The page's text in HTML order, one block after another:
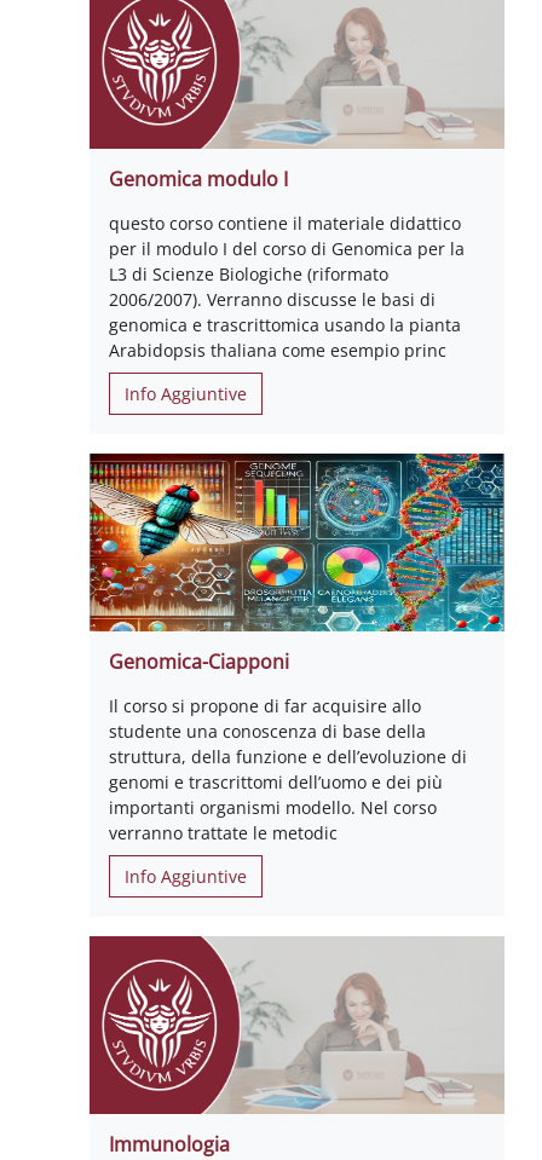
Genomica modulo I
questo corso contiene il materiale didattico
per il modulo I del corso di Genomica per la
L3 di Scienze Biologiche (riformato
2006/2007). Verranno discusse le basi di
genomica e trascrittomica usando la pianta
Arabidopsis thaliana come esempio princ
Info Aggiuntive
Genomica-Ciapponi
Il corso si propone di far acquisire allo
studente una conoscenza di base della
struttura, della funzione e dell’evoluzione di
genomi e trascrittomi dell’uomo e dei più
importanti organismi modello. Nel corso
verranno trattate le metodic
Info Aggiuntive
Immunologia